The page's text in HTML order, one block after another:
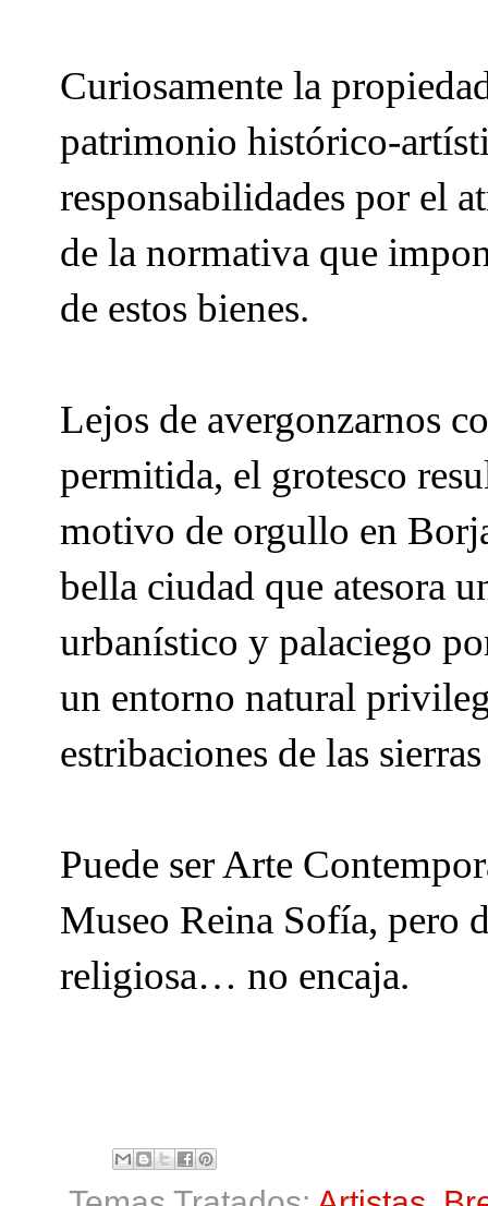
Curiosamente la
patrimonio histórico-
responsabilidades por el
de la normativa que
de estos bienes.
Lejos de avergonzarnos
permitida, el grotesco
motivo de orgullo en
bella ciudad que atesora
urbanístico y palaciego
un entorno natural
estribaciones de las
Puede ser Arte
Museo Reina Sofía, pero
religiosa… no encaja.